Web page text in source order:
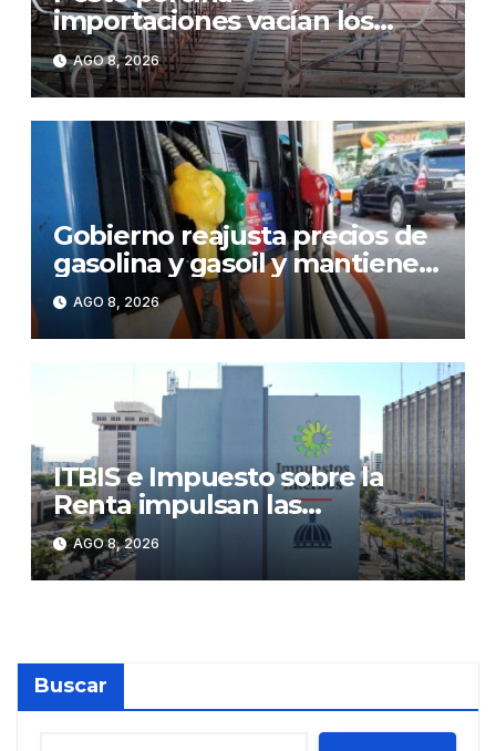
importaciones vacían los
corrales de Monte Adentro en
Licey
AGO 8, 2026
Gobierno reajusta precios de
gasolina y gasoil y mantiene
congelado el GLP
AGO 8, 2026
ITBIS e Impuesto sobre la
Renta impulsan las
recaudaciones de la DGII;
superan los RD$81,475
millones en julio
AGO 8, 2026
Buscar